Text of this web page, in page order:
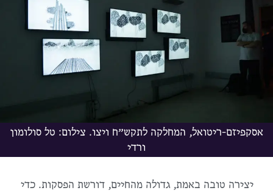
יצירה טובה באמת, גדולה מהחיים, דורשת הפסקות. כדי
אסקפיזם-ריטואל, המחלקה לתקש״ח ויצו. צילום: טל סולומון
ורדי